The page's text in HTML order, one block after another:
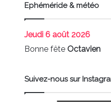
Ephéméride & météo
Jeudi 6 août 2026
Bonne fête Octavien
Suivez-nous sur